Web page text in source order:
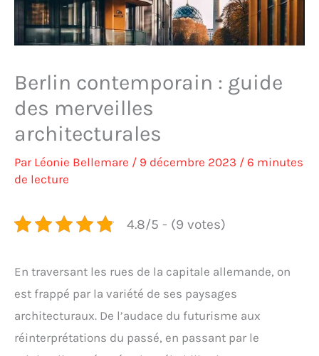
Berlin contemporain : guide
des merveilles
architecturales
Par Léonie Bellemare / 9 décembre 2023 / 6 minutes
de lecture
4.8/5 - (9 votes)
En traversant les rues de la capitale allemande, on
est frappé par la variété de ses paysages
architecturaux. De l’audace du futurisme aux
réinterprétations du passé, en passant par le